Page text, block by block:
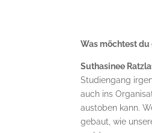
Was möchtest du
Suthasinee
Studiengang
auch ins
austoben kann.
gebaut, wie